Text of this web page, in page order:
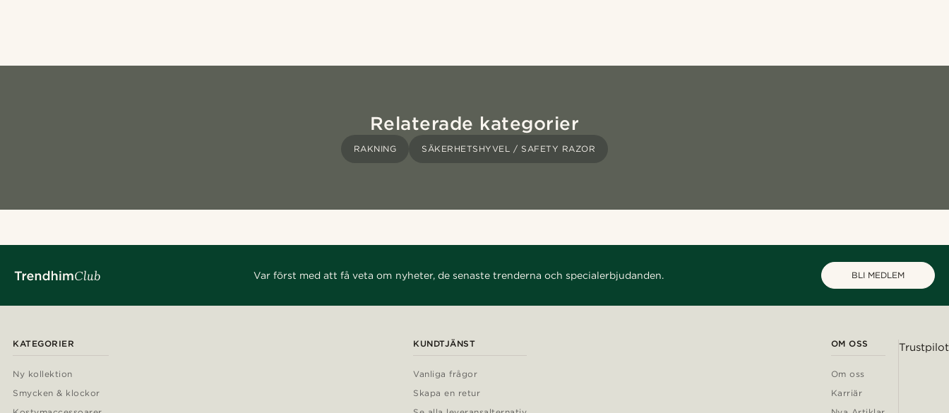
Relaterade kategorier
RAKNING SÄKERHETSHYVEL / SAFETY RAZOR
Var först med att få veta om nyheter, de senaste trenderna och specialerbjudanden. BLI MEDLEM
KATEGORIER
Ny kollektion
Smycken & klockor
KUNDTJÄNST
Vanliga frågor
Skapa en retur
OM OSS
Om oss
Karriär
Trustpilot